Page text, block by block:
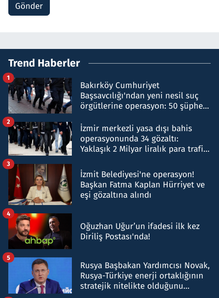
Gönder
Trend Haberler
Bakırköy Cumhuriyet
Başsavcılığı'ndan yeni nesil suç
örgütlerine operasyon: 50 şüpheli
1
İzmir merkezli yasa dışı bahis
operasyonunda 34 gözaltı:
Yaklaşık 2 Milyar liralık para trafiği
2
İzmit Belediyesi'ne operasyon!
Başkan Fatma Kaplan Hürriyet ve
eşi gözaltına alındı
3
Oğuzhan Uğur’un ifadesi ilk kez
Diriliş Postası'nda!
4
Rusya Başbakan Yardımcısı Novak,
Rusya-Türkiye enerji ortaklığının
stratejik nitelikte olduğunu
5